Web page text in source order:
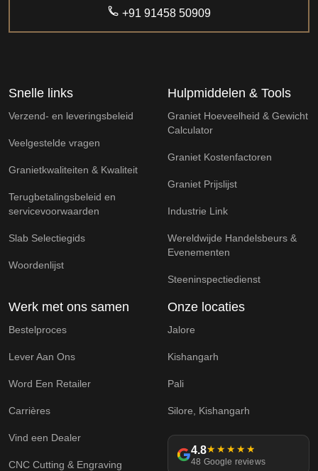
+91 91458 50909
Snelle links
Verzend- en leveringsbeleid
Veelgestelde vragen
Granietkwaliteiten & Kwaliteit
Terugbetalingsbeleid en
servicevoorwaarden
Slab Selectiegids
Woordenlijst
Hulpmiddelen & Tools
Graniet Hoeveelheid & Gewicht
Calculator
Graniet Kostenfactoren
Graniet Prijslijst
Industrie Link
Wereldwijde Handelsbeurs &
Evenementen
Steeninspectiedienst
Werk met ons samen
Bestelproces
Lever Aan Ons
Word Een Retailer
Carrières
Vind een Dealer
CNC Cutting & Engraving
Onze locaties
Jalore
Kishangarh
Pali
Silore, Kishangarh
4.8★★★★★
48 Google reviews